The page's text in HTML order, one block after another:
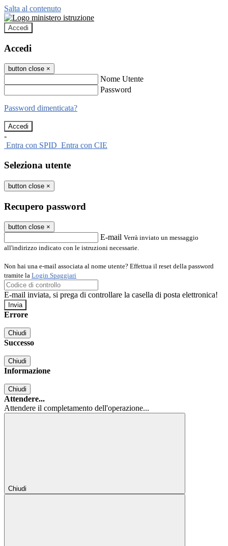
Salta al contenuto
Accedi
Accedi
button close ×
Nome Utente
Password
Password dimenticata?
-
Entra con SPID Entra con CIE
Seleziona utente
button close ×
Recupero password
button close ×
E-mail Verrà inviato un messaggio
all'indirizzo indicato con le istruzioni necessarie.
Non hai una e-mail associata al nome utente? Effettua il reset della password
tramite la Login Spaggiari
E-mail inviata, si prega di controllare la casella di posta elettronica!
Errore
Chiudi
Successo
Chiudi
Informazione
Chiudi
Attendere...
Attendere il completamento dell'operazione...
Chiudi